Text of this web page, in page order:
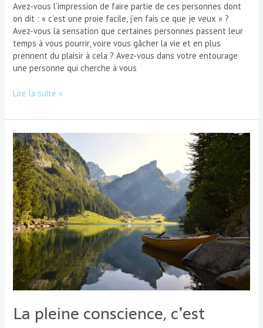
Avez-vous l’impression de faire partie de ces personnes dont
on dit : « c’est une proie facile, j’en fais ce que je veux » ?
Avez-vous la sensation que certaines personnes passent leur
temps à vous pourrir, voire vous gâcher la vie et en plus
prennent du plaisir à cela ? Avez-vous dans votre entourage
une personne qui cherche à vous
Lire la suite »
La pleine conscience, c’est
La
pleine
conscience,
c’est
quoi ?